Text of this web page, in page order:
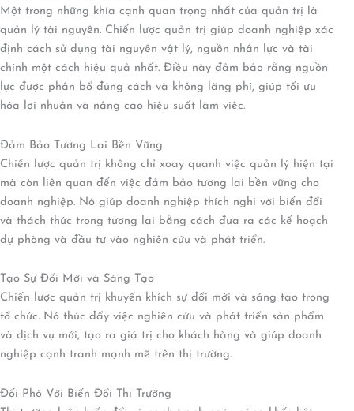
Một trong những khía cạnh quan trọng nhất của quản trị là
quản lý tài nguyên. Chiến lược quản trị giúp doanh nghiệp xác
định cách sử dụng tài nguyên vật lý, nguồn nhân lực và tài
chính một cách hiệu quả nhất. Điều này đảm bảo rằng nguồn
lực được phân bổ đúng cách và không lãng phí, giúp tối ưu
hóa lợi nhuận và nâng cao hiệu suất làm việc.
Đảm Bảo Tương Lai Bền Vững
Chiến lược quản trị không chỉ xoay quanh việc quản lý hiện tại
mà còn liên quan đến việc đảm bảo tương lai bền vững cho
doanh nghiệp. Nó giúp doanh nghiệp thích nghi với biến đổi
và thách thức trong tương lai bằng cách đưa ra các kế hoạch
dự phòng và đầu tư vào nghiên cứu và phát triển.
Tạo Sự Đổi Mới và Sáng Tạo
Chiến lược quản trị khuyến khích sự đổi mới và sáng tạo trong
tổ chức. Nó thúc đẩy việc nghiên cứu và phát triển sản phẩm
và dịch vụ mới, tạo ra giá trị cho khách hàng và giúp doanh
nghiệp cạnh tranh mạnh mẽ trên thị trường.
Đối Phó Với Biến Đổi Thị Trường